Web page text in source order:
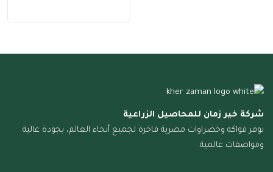
شركة خير زمان للمحاصيل الزراعية
نوفر فواكه وخضراوات مصرية فاخرة لجميع أنحاء العالم، بجودة عالية
ومواصفات عالمية.